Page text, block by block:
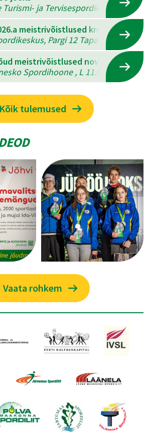
Turismi- ja Tervisespordikeskus , L
meistrivõistlused kreeka-rooma
Pargi 12 Tapal , L
meistrivõistlused novuses
Spordihoone , L 11.04.2026 - P
Kõik tulemused
Vaata rohkem